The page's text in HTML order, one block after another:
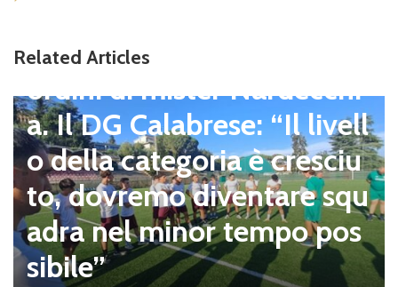
Related Articles
ziato la preparazione agli
ordini di mister Nardecchi
a. Il DG Calabrese: “Il livell
o della categoria è cresciu
to, dovremo diventare squ
adra nel minor tempo pos
sibile”